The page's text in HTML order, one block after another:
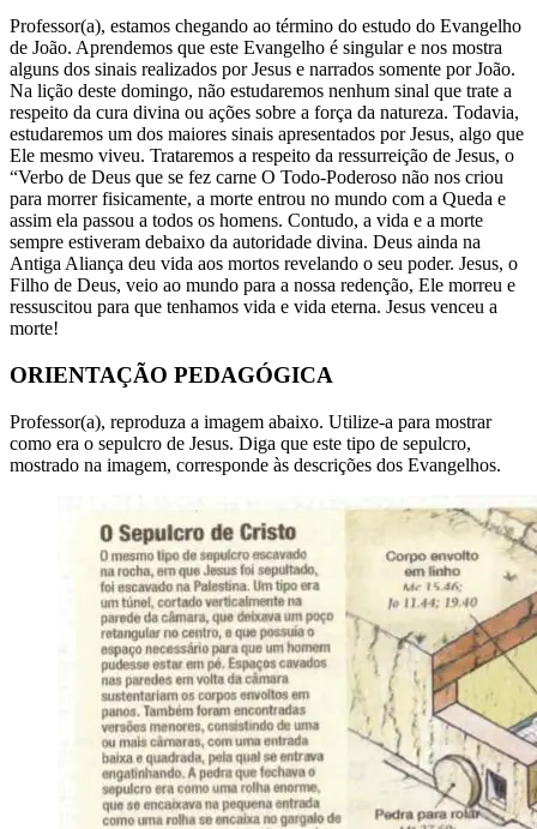
Professor(a), estamos chegando ao término do estudo do Evangelho
de João. Aprendemos que este Evangelho é singular e nos mostra
alguns dos sinais realizados por Jesus e narrados somente por João.
Na lição deste domingo, não estudaremos nenhum sinal que trate a
respeito da cura divina ou ações sobre a força da natureza. Todavia,
estudaremos um dos maiores sinais apresentados por Jesus, algo que
Ele mesmo viveu. Trataremos a respeito da ressurreição de Jesus, o
“Verbo de Deus que se fez carne O Todo-Poderoso não nos criou
para morrer fisicamente, a morte entrou no mundo com a Queda e
assim ela passou a todos os homens. Contudo, a vida e a morte
sempre estiveram debaixo da autoridade divina. Deus ainda na
Antiga Aliança deu vida aos mortos revelando o seu poder. Jesus, o
Filho de Deus, veio ao mundo para a nossa redenção, Ele morreu e
ressuscitou para que tenhamos vida e vida eterna. Jesus venceu a
morte!
ORIENTAÇÃO PEDAGÓGICA
Professor(a), reproduza a imagem abaixo. Utilize-a para mostrar
como era o sepulcro de Jesus. Diga que este tipo de sepulcro,
mostrado na imagem, corresponde às descrições dos Evangelhos.